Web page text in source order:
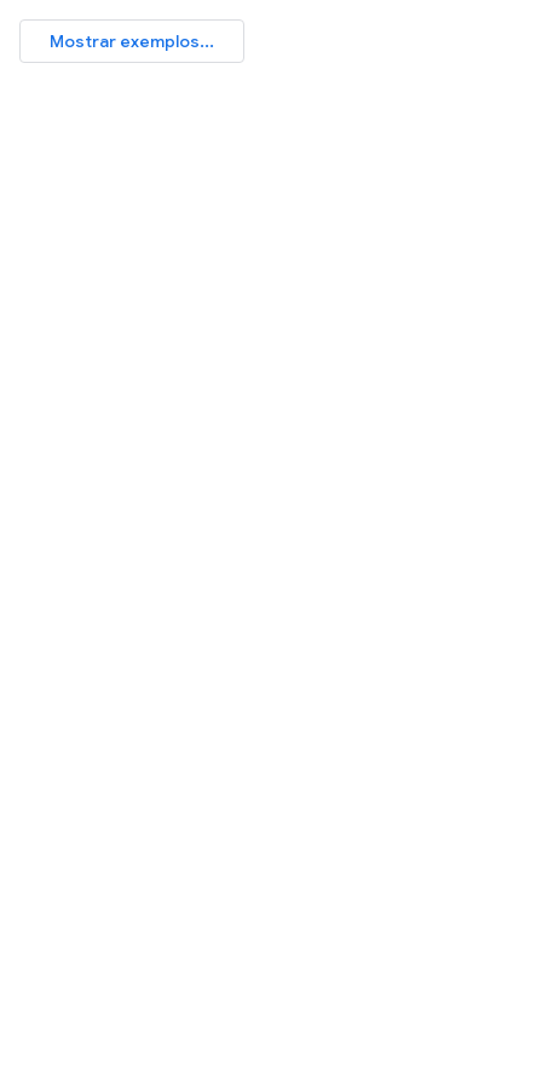
Mostrar exemplos...